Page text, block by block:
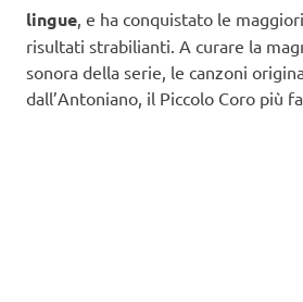
lingue , e ha conquistato le
risultati strabilianti. A curare la
sonora della serie, le canzoni
dall’Antoniano, il Piccolo Coro più